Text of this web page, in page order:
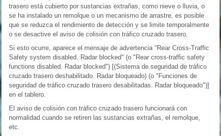
trasero está cubierto por sustancias extrañas, como nieve o lluvia, o
se ha instalado un remolque o un mecanismo de arrastre, es posible
que se reduzca el rendimiento de detección y se limite temporalmente
o se desactive el aviso de colisión con tráfico cruzado trasero.
Si esto ocurre, aparece el mensaje de advertencia "Rear Cross-Traffic
Safety system disabled. Radar blocked" (o "Rear cross-traffic safety
functions disabled. Radar blocked") [(Sistema de seguridad de tráfico
cruzado trasero deshabilitado. Radar bloqueado) (o "Funciones de
seguridad de tráfico cruzado trasero desabilitadas. Radar bloqueado")]
en el tablero.
El aviso de colisión con tráfico cruzado trasero funcionará con
normalidad cuando se retiren las sustancias extrañas, el remolque,
etc.